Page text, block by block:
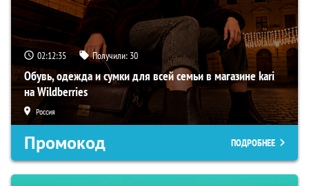
02:12:34 Получили: 30
Обувь, одежда и сумки для всей семьи в магазине kari
на Wildberries
Россия
Промокод ПОДРОБНЕЕ